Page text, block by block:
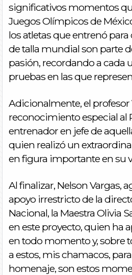
significativos momentos
Juegos Olímpicos de
los atletas que entrenó
de talla mundial son parte
pasión, recordando a cada
pruebas en las que
Adicionalmente, el profesor
reconocimiento especial al
entrenador en jefe de
quien realizó un
en figura importante en su
Al finalizar, Nelson Vargas,
apoyo irrestricto de la
Nacional, la Maestra Olivia
en este proyecto, quien ha
en todo momento y, sobre
a estos, mis chamacos,
homenaje, son estos